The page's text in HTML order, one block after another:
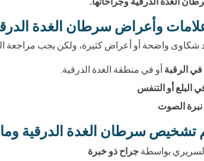
وأعراض سرطان الغدة
شكاوى واضحة أو أعراض كثيرة، ولكن يجب مراجعة
الرقبةأو في منطقة الغدة الدرقية.
البلع أو التنفس
الصوت
تشخيص سرطان الغدة الدرقية
بواسطةجراح ذو خبرة